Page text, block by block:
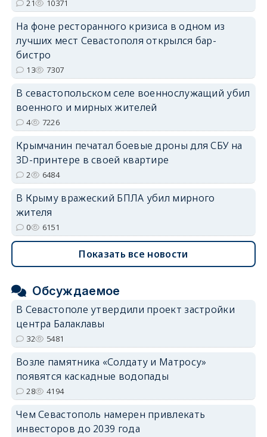
erid: 2SDnjdvhGXG
21 10371
На фоне ресторанного кризиса в одном из
лучших мест Севастополя открылся бар-
бистро
13 7307
В севастопольском селе военнослужащий убил
военного и мирных жителей
4 7226
Крымчанин печатал боевые дроны для СБУ на
3D-принтере в своей квартире
2 6484
В Крыму вражеский БПЛА убил мирного
жителя
0 6151
Показать все новости
Обсуждаемое
В Севастополе утвердили проект застройки
центра Балаклавы
32 5481
Возле памятника «Солдату и Матросу»
появятся каскадные водопады
28 4194
Чем Севастополь намерен привлекать
инвесторов до 2039 года